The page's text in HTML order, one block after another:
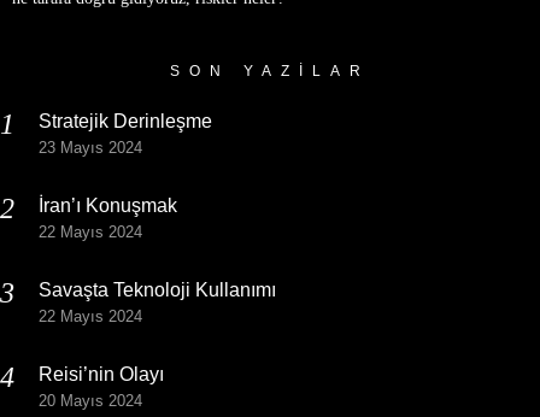
SON YAZILAR
Stratejik Derinleşme
23 Mayıs 2024
İran’ı Konuşmak
22 Mayıs 2024
Savaşta Teknoloji Kullanımı
22 Mayıs 2024
Reisi’nin Olayı
20 Mayıs 2024